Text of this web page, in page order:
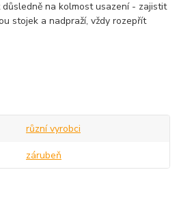
na kolmost usazení - zajistit
stojek a nadpraží, vždy rozepřít
různí vyrobci
zárubeň